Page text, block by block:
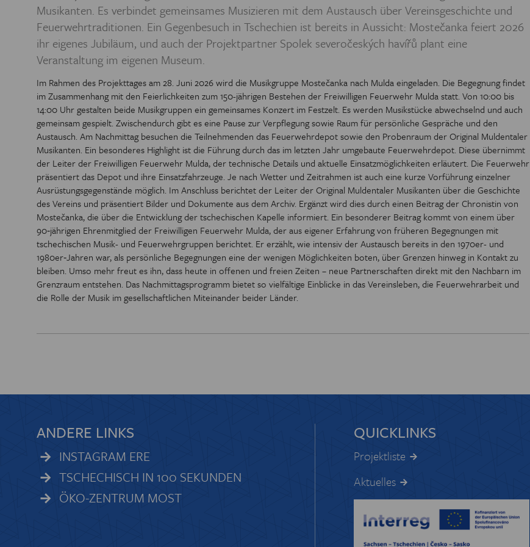
PREIS DER EUROREGION
BIBLIOTHEK
Musikanten. Es verbindet gemeinsames Musizieren mit dem Austausch über Vereinsgeschichte und
Feuerwehrtraditionen. Ein Gegenbesuch in Tschechien ist bereits in Aussicht: Mostečanka feiert 2026
ihr eigenes Jubiläum, und auch der Projektpartner Spolek severočeských havířů plant eine
Veranstaltung im eigenen Museum.
Im Rahmen des Projekttages am 28. Juni 2026 wird die Musikgruppe Mostečanka nach Mulda eingeladen. Die Begegnung findet
im Zusammenhang mit den Feierlichkeiten zum 150-jährigen Bestehen der Freiwilligen Feuerwehr Mulda statt. Von 10:00 bis
14:00 Uhr gestalten beide Musikgruppen ein gemeinsames Konzert im Festzelt. Es werden Musikstücke abwechselnd und auch
gemeinsam gespielt. Zwischendurch gibt es eine Pause zur Verpflegung sowie Raum für persönliche Gespräche und den
Austausch. Am Nachmittag besuchen die Teilnehmenden das Feuerwehrdepot sowie den Probenraum der Original Muldentaler
Musikanten. Ein besonderes Highlight ist die Führung durch das im letzten Jahr umgebaute Feuerwehrdepot. Diese übernimmt
der Leiter der Freiwilligen Feuerwehr Mulda, der technische Details und aktuelle Einsatzmöglichkeiten erläutert. Die Feuerwehr
präsentiert das Depot und ihre Einsatzfahrzeuge. Je nach Wetter und Zeitrahmen ist auch eine kurze Vorführung einzelner
Ausrüstungsgegenstände möglich. Im Anschluss berichtet der Leiter der Original Muldentaler Musikanten über die Geschichte
des Vereins und präsentiert Bilder und Dokumente aus dem Archiv. Ergänzt wird dies durch einen Beitrag der Chronistin von
Mostečanka, die über die Entwicklung der tschechischen Kapelle informiert. Ein besonderer Beitrag kommt von einem über
90‑jährigen Ehrenmitglied der Freiwilligen Feuerwehr Mulda, der aus eigener Erfahrung von früheren Begegnungen mit
tschechischen Musik- und Feuerwehrgruppen berichtet. Er erzählt, wie intensiv der Austausch bereits in den 1970er- und
1980er‑Jahren war, als persönliche Begegnungen eine der wenigen Möglichkeiten boten, über Grenzen hinweg in Kontakt zu
bleiben. Umso mehr freut es ihn, dass heute in offenen und freien Zeiten – neue Partnerschaften direkt mit den Nachbarn im
Grenzraum entstehen. Das Nachmittagsprogramm bietet so vielfältige Einblicke in das Vereinsleben, die Feuerwehrarbeit und
die Rolle der Musik im gesellschaftlichen Miteinander beider Länder.
ANDERE LINKS
INSTAGRAM ERE
TSCHECHISCH IN 100 SEKUNDEN
ÖKO-ZENTRUM MOST
QUICKLINKS
Projektliste
Aktuelles